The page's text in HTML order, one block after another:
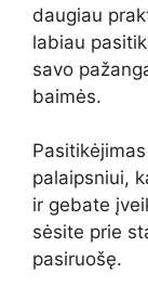
daugiau
labiau
savo
baimės.
palaipsniui,
ir gebate
sėsite prie
pasiruošę.